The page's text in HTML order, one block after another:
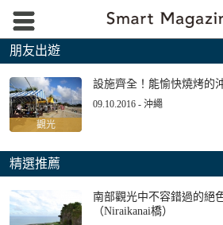
朋友出遊
觀光
設施齊全！能愉快燒烤的
09.10.2016 - 沖繩
精選推薦
南部觀光中不容錯過的
（Niraikanai橋）